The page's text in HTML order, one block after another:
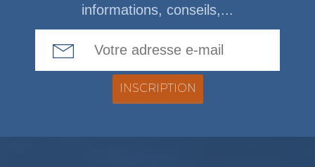
informations, conseils,...